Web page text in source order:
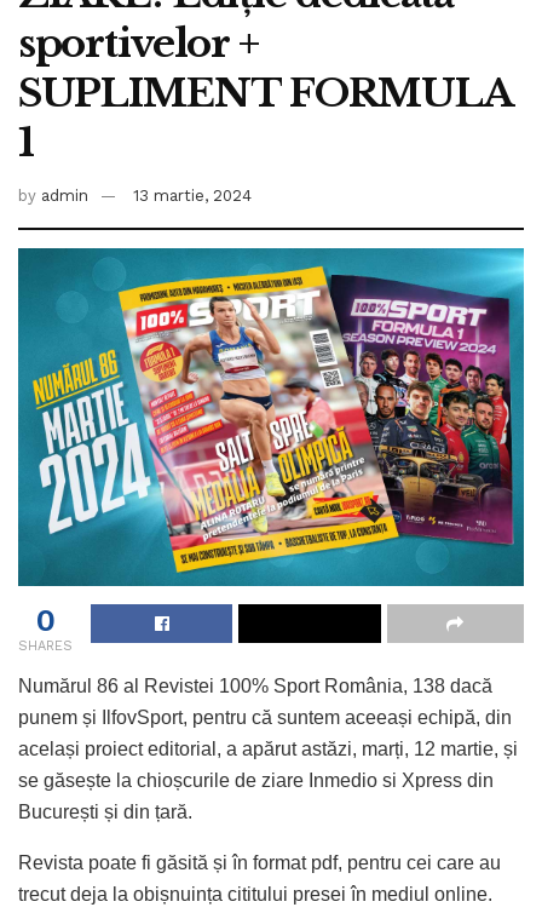
sportivelor +
SUPLIMENT FORMULA
1
by admin 13 martie, 2024
0
SHARES
Numărul 86 al Revistei 100% Sport România, 138 dacă
punem și IlfovSport, pentru că suntem aceeași echipă, din
același proiect editorial, a apărut astăzi, marți, 12 martie, și
se găsește la chioșcurile de ziare Inmedio si Xpress din
București și din țară.
Revista poate fi găsită și în format pdf, pentru cei care au
trecut deja la obișnuința cititului presei în mediul online.